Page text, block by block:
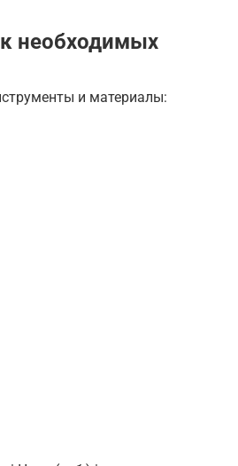
необходимых
и материалы: